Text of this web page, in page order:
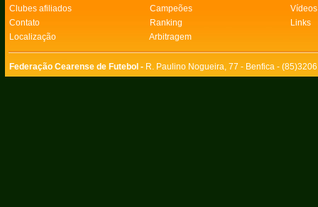
Clubes afiliados
Campeões
Vídeos
Contato
Ranking
Links
Localização
Arbitragem
Federação Cearense de Futebol - R. Paulino Nogueira, 77 - Benfica -